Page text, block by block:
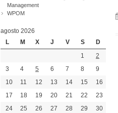
Management
WPOM
agosto 2026
L
M X J V S
D
1
2
3
4 5 6 7 8
9
10
11 12 13 14 15
16
17
18 19 20 21 22
23
24
25 26 27 28 29
30